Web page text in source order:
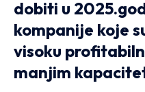
dobiti u
kompanije koje
visoku
manjim